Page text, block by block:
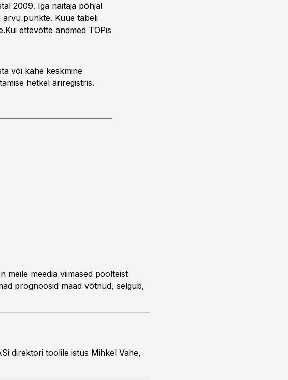
2009. Iga näitaja põhjal
arvu punkte. Kuue tabeli
Kui ettevõtte andmed TOPis
või kahe keskmine
hetkel äriregistris.
meile meedia viimased poolteist
prognoosid maad võtnud, selgub,
direktori toolile istus Mihkel Vahe,